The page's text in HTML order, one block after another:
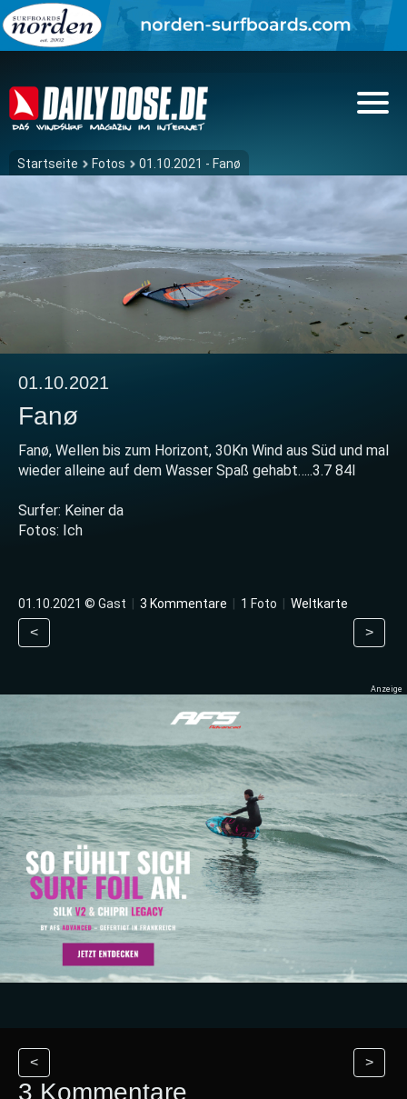
Startseite Fotos 01.10.2021 - Fanø
01.10.2021
Fanø
Fanø, Wellen bis zum Horizont, 30Kn Wind aus Süd und mal
wieder alleine auf dem Wasser Spaß gehabt…..3.7 84l
Surfer: Keiner da
Fotos: Ich
01.10.2021 © Gast 3 Kommentare 1 Foto Weltkarte
< >
< >
3 Kommentare